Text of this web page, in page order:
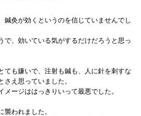
鍼灸が効くというのを信じていませんでし
で、効いている気がするだけだろうと思っ
ても嫌いで、注射も鍼も、人に針を刺すな
さえ思っていました。
メージははっきりいって最悪でした。
襲われました。